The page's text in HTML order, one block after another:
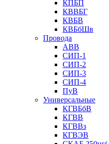
КПБП
КВВБГ
КВБВ
КВБбШв
Провода
АВВ
СИП-1
СИП-2
СИП-3
СИП-4
ПуВ
Универсальные
КГВБбВ
КГВВ
КГВВз
КГВЭВ